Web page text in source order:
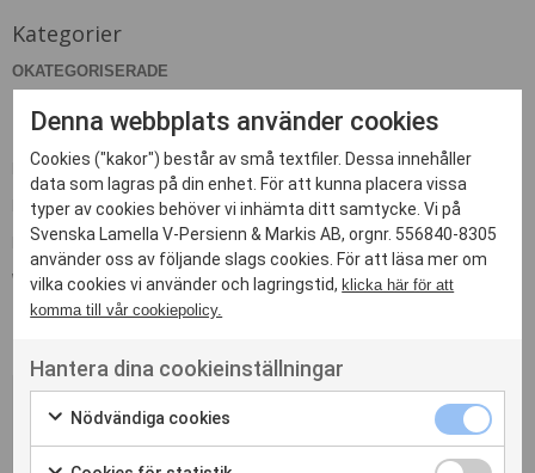
Kategorier
OKATEGORISERADE
Meta
LOGGA IN
FLÖDE FÖR INLÄGG
FLÖDE FÖR KOMMENTARER
WORDPRESS.ORG
Kontakta oss
Denna webbplats använder cookies
Cookies ("kakor") består av små textfiler. Dessa innehåller
data som lagras på din enhet. För att kunna placera vissa
typer av cookies behöver vi inhämta ditt samtycke. Vi på
Svenska Lamella V-Persienn & Markis AB, orgnr. 556840-8305
använder oss av följande slags cookies. För att läsa mer om
vilka cookies vi använder och lagringstid,klicka här för att
komma till vår cookiepolicy.
Hantera dina cookieinställningar
Nödvändiga cookies